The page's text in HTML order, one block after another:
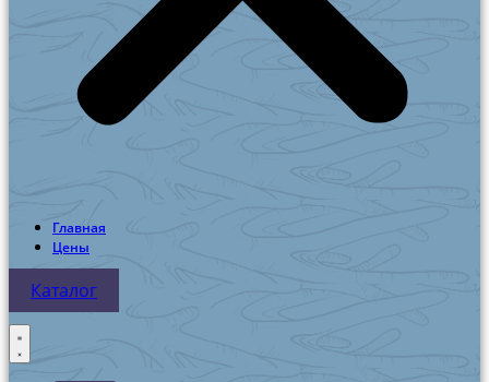
Главная
Цены
Каталог